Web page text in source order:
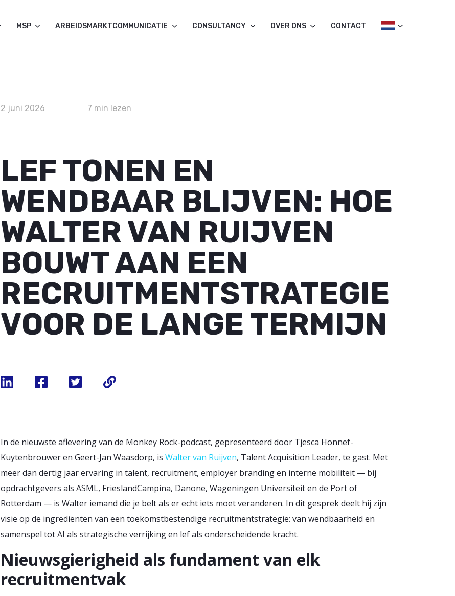
MSP ARBEIDSMARKTCOMMUNICATIE CONSULTANCY OVER ONS CONTACT
2 juni 2026 7 min lezen
LEF TONEN EN
WENDBAAR BLIJVEN: HOE
WALTER VAN RUIJVEN
BOUWT AAN EEN
RECRUITMENTSTRATEGIE
VOOR DE LANGE TERMIJN
​In de nieuwste aflevering van de Monkey Rock-podcast, gepresenteerd door Tjesca Honnef-
Kuytenbrouwer en Geert-Jan Waasdorp, isWalter van Ruijven, Talent Acquisition Leader, te gast. Met
meer dan dertig jaar ervaring in talent, recruitment, employer branding en interne mobiliteit — bij
opdrachtgevers als ASML, FrieslandCampina, Danone, Wageningen Universiteit en de Port of
Rotterdam — is Walter iemand die je belt als er echt iets moet veranderen. In dit gesprek deelt hij zijn
visie op de ingrediënten van een toekomstbestendige recruitmentstrategie: van wendbaarheid en
samenspel tot AI als strategische verrijking en lef als onderscheidende kracht.
Nieuwsgierigheid als fundament van elk
recruitmentvak